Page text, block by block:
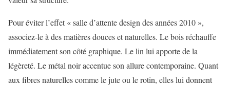
Pour éviter l’effet « salle d’attente design des années 2010 »,
associez-le à des matières douces et naturelles. Le bois réchauffe
immédiatement son côté graphique. Le lin lui apporte de la
légèreté. Le métal noir accentue son allure contemporaine. Quant
aux fibres naturelles comme le jute ou le rotin, elles lui donnent